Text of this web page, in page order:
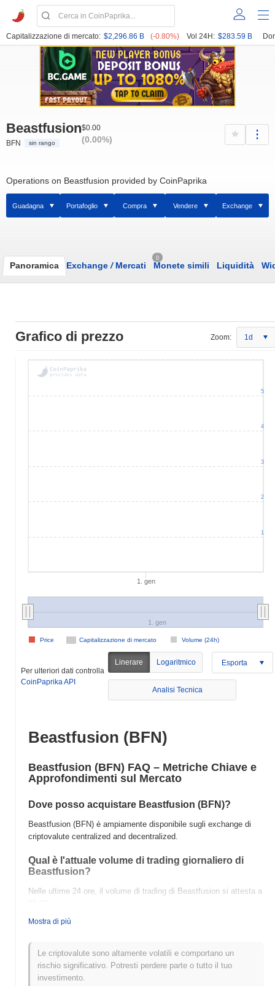
Capitalizzazione di mercato: $2,296.86 B (-0.80%) Vol 24H: $283.59 B
Beastfusion
BFN sin rango
$0.00
(0.00%)
Operations on Beastfusion provided by CoinPaprika
Guadagna Portafoglio Compra Vendere Exchange
Panoramica Exchange /Mercati
0
Monete simili Liquidità
Grafico di prezzo Zoom: 1d
1. gen
Capitalizzazione di mercato Volume (24h)
Price
1. gen
1
2
3
4
5
Per ulteriori dati controlla
CoinPaprika API
Linerare Logaritmico Esporta
Analisi Tecnica
Beastfusion (BFN)
Beastfusion (BFN) FAQ – Metriche Chiave e
Approfondimenti sul Mercato
Dove posso acquistare Beastfusion (BFN)?
Beastfusion (BFN) è ampiamente disponibile sugli exchange di
criptovalute centralized and decentralized.
Qual è l'attuale volume di trading giornaliero di
Beastfusion?
Nelle ultime 24 ore, il volume di trading di Beastfusion si attesta a
Qual è lo storico della fascia di prezzo di
Massimo Storico (ATH):$0.000722
Minimo Storico (ATL): $0.00
Mostra di più
Le criptovalute sono altamente volatili e comportano un
rischio significativo. Potresti perdere parte o tutto il tuo
investimento.